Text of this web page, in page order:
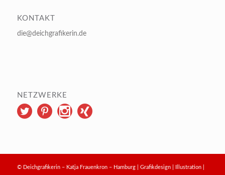
KONTAKT
die@deichgrafikerin.de
NETZWERKE
© Deichgrafikerin – Katja Frauenkron – Hamburg | Grafikdesign | Illustration |